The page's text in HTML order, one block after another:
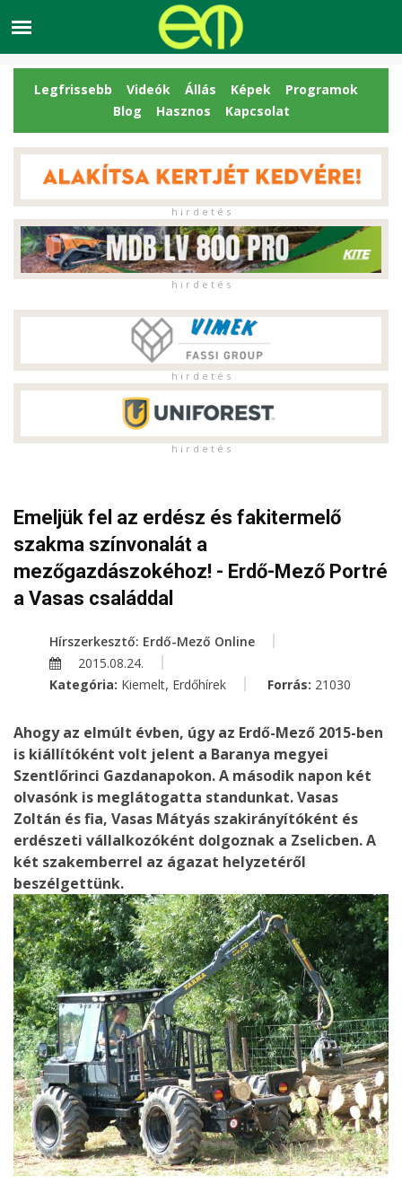
Legfrissebb Videók Állás Képek
Programok
Blog
Hasznos Kapcsolat
h i r d e t é s
h i r d e t é s
h i r d e t é s
h i r d e t é s
Emeljük fel az erdész és fakitermelő
szakma színvonalát a
mezőgazdászokéhoz! - Erdő-Mező Portré
a Vasas családdal
Hírszerkesztő: Erdő-Mező Online
2015.08.24.
Kategória: Kiemelt, Erdőhírek Forrás: 21030
Ahogy az elmúlt évben, úgy az Erdő-Mező 2015-ben
is kiállítóként volt jelent a Baranya megyei
Szentlőrinci Gazdanapokon. A második napon két
olvasónk is meglátogatta standunkat. Vasas
Zoltán és fia, Vasas Mátyás szakirányítóként és
erdészeti vállalkozóként dolgoznak a Zselicben. A
két szakemberrel az ágazat helyzetéről
beszélgettünk.